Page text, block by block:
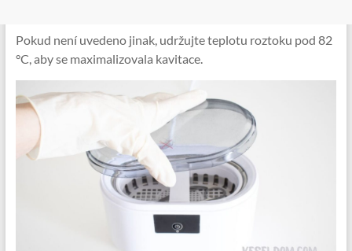
Pokud není uvedeno jinak, udržujte teplotu roztoku pod 82
°C, aby se maximalizovala kavitace.